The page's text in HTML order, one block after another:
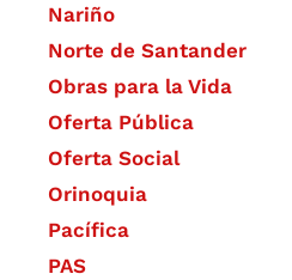
Nariño
Norte de Santander
Obras para la Vida
Oferta Pública
Oferta Social​​
Orinoquia
Pacífica
PAS